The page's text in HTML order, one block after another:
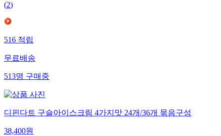
(2)
516 적립
무료배송
513명 구매중
디핀다트 구슬아이스크림 4가지맛 24개/36개 묶음구성
38,400원